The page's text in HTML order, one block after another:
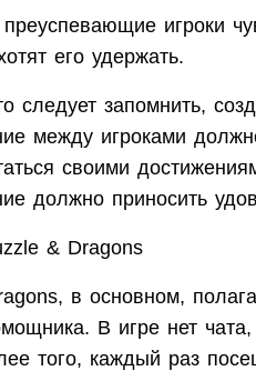
игроки
его удержать.
следует запомнить,
между игроками
своими
должно приносить
& Dragons
в основном,
В игре нет
того, каждый раз